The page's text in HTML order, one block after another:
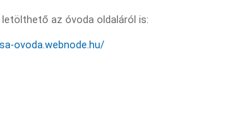
az óvoda oldaláról is:
ovoda.webnode.hu/